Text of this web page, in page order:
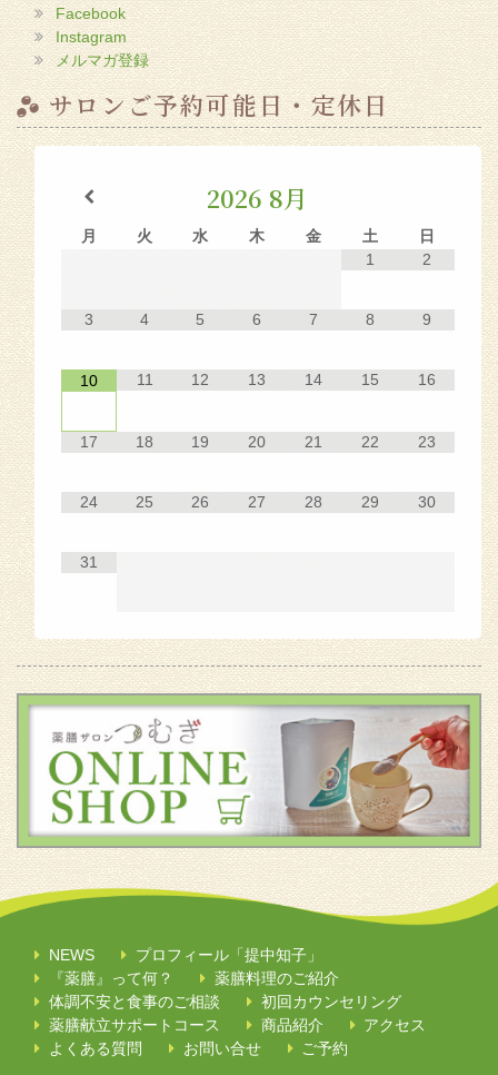
Facebook
Instagram
メルマガ登録
サロンご予約可能日・定休日
2026 8月
月 火 水 木 金 土
日
1
2
3 4 5 6 7 8 9
10 11 12 13 14 15 16
17 18 19 20 21 22 23
24 25 26 27 28 29 30
31
NEWS
プロフィール「提中知子」
『薬膳』って何？
薬膳料理のご紹介
体調不安と食事のご相談
初回カウンセリング
薬膳献立サポートコース
商品紹介
アクセス
よくある質問
お問い合せ ご予約